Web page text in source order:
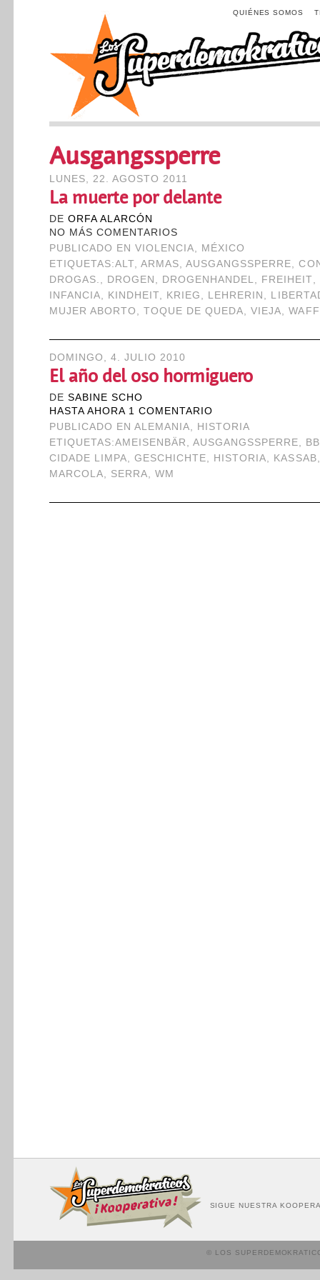
QUIÉNES SOMOS
Ausgangssperre
LUNES, 22. AGOSTO 2011
La muerte por delante
DE ORFA ALARCÓN
NO MÁS COMENTARIOS
PUBLICADO EN VIOLENCIA, MÉXICO
ETIQUETAS:ALT, ARMAS,AUSGANGSSPERRE,
DROGAS. , DROGEN , DROGENHANDEL, FREIHEIT,
INFANCIA, KINDHEIT, KRIEG , LEHRERIN ,
MUJER ABORTO , TOQUE DE QUEDA,VIEJA,
DOMINGO, 4. JULIO 2010
El año del oso hormiguero
DE SABINE SCHO
HASTA AHORA 1 COMENTARIO
PUBLICADO EN ALEMANIA, HISTORIA
ETIQUETAS:AMEISENBÄR ,AUSGANGSSPERRE,
CIDADE LIMPA, GESCHICHTE, HISTORIA, KASSAB
MARCOLA, SERRA, WM
SIGUE NUESTRA
© LOS